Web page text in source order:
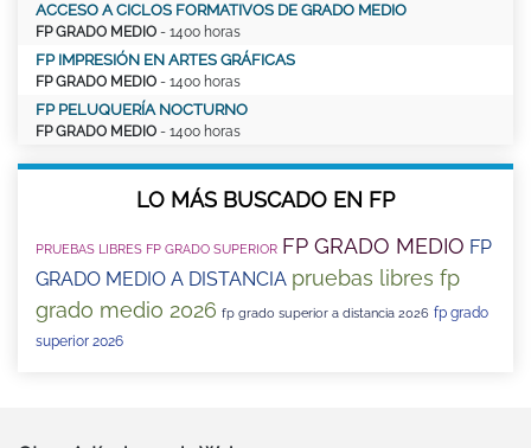
ACCESO A CICLOS FORMATIVOS DE GRADO MEDIO
FP GRADO MEDIO - 1400 horas
FP IMPRESIÓN EN ARTES GRÁFICAS
FP GRADO MEDIO - 1400 horas
FP PELUQUERÍA NOCTURNO
FP GRADO MEDIO - 1400 horas
LO MÁS BUSCADO EN FP
PRUEBAS LIBRES FP GRADO SUPERIOR FP GRADO MEDIO FP
GRADO MEDIO A DISTANCIA pruebas libres fp
grado medio 2026 fp grado superior a distancia 2026 fp grado
superior 2026